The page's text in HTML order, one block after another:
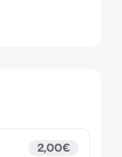
2,00€